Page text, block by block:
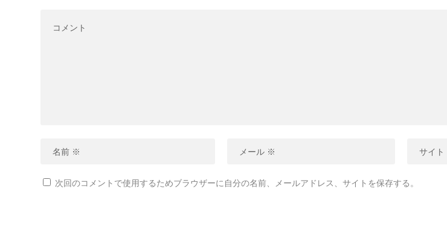
次回のコメントで使用するためブラウザーに自分の名前、メールアドレス、サイトを保存する。